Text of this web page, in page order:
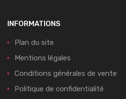
INFORMATIONS
Plan du site
Mentions légales
Conditions générales de vente
Politique de confidentialité